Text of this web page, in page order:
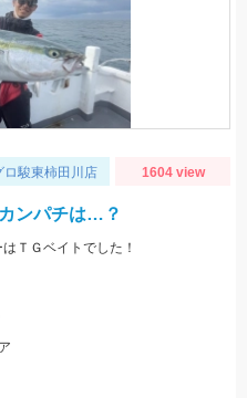
ロ駿東柿田川店 1604 view
ンパチは…？
ＴＧベイトでした！